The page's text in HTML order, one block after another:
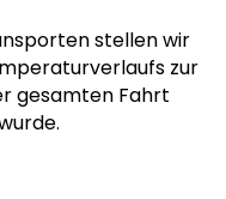
stellen wir
zur
gesamten Fahrt